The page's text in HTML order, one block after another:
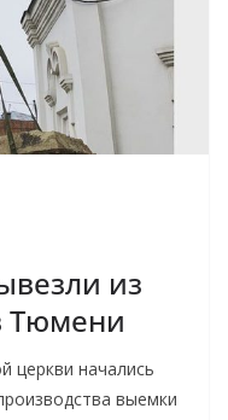
из
Тюмени
церкви начались
выемки